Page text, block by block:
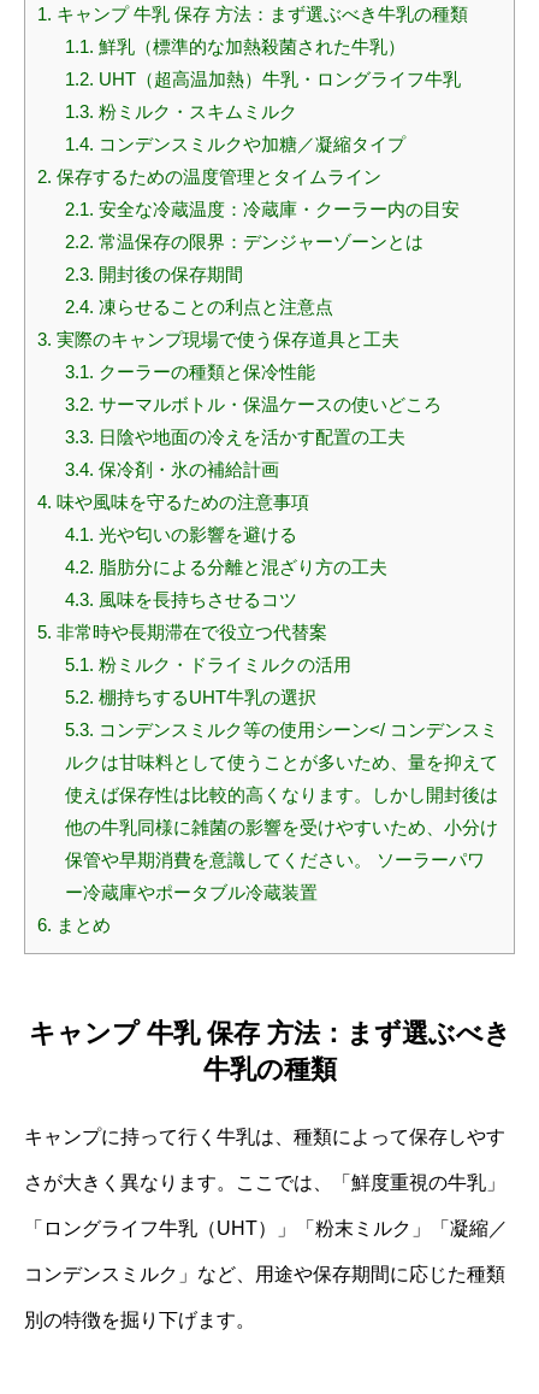
1. キャンプ 牛乳 保存 方法：まず選ぶべき牛乳の種類
1.1. 鮮乳（標準的な加熱殺菌された牛乳）
1.2. UHT（超高温加熱）牛乳・ロングライフ牛乳
1.3. 粉ミルク・スキムミルク
1.4. コンデンスミルクや加糖／凝縮タイプ
2. 保存するための温度管理とタイムライン
2.1. 安全な冷蔵温度：冷蔵庫・クーラー内の目安
2.2. 常温保存の限界：デンジャーゾーンとは
2.3. 開封後の保存期間
2.4. 凍らせることの利点と注意点
3. 実際のキャンプ現場で使う保存道具と工夫
3.1. クーラーの種類と保冷性能
3.2. サーマルボトル・保温ケースの使いどころ
3.3. 日陰や地面の冷えを活かす配置の工夫
3.4. 保冷剤・氷の補給計画
4. 味や風味を守るための注意事項
4.1. 光や匂いの影響を避ける
4.2. 脂肪分による分離と混ざり方の工夫
4.3. 風味を長持ちさせるコツ
5. 非常時や長期滞在で役立つ代替案
5.1. 粉ミルク・ドライミルクの活用
5.2. 棚持ちするUHT牛乳の選択
5.3. コンデンスミルク等の使用シーン</ コンデンスミ
ルクは甘味料として使うことが多いため、量を抑えて
使えば保存性は比較的高くなります。しかし開封後は
他の牛乳同様に雑菌の影響を受けやすいため、小分け
保管や早期消費を意識してください。 ソーラーパワ
ー冷蔵庫やポータブル冷蔵装置
6. まとめ
キャンプ 牛乳 保存 方法：まず選ぶべき
牛乳の種類
キャンプに持って行く牛乳は、種類によって保存しやす
さが大きく異なります。ここでは、「鮮度重視の牛乳」
「ロングライフ牛乳（UHT）」「粉末ミルク」「凝縮／
コンデンスミルク」など、用途や保存期間に応じた種類
別の特徴を掘り下げます。